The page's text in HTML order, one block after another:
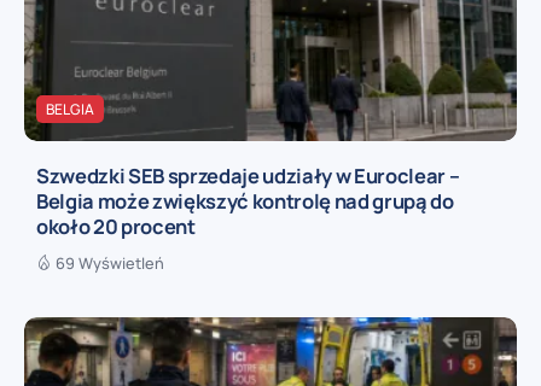
BELGIA
Szwedzki SEB sprzedaje udziały w Euroclear –
Belgia może zwiększyć kontrolę nad grupą do
około 20 procent
69 Wyświetleń